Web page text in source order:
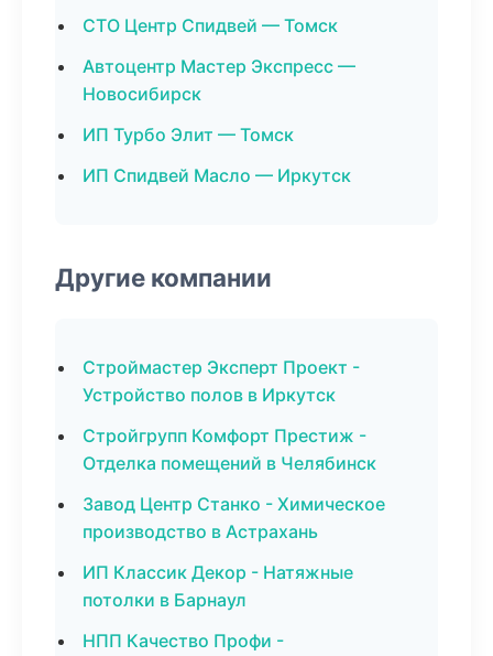
СТО Центр Спидвей — Томск
Автоцентр Мастер Экспресс —
Новосибирск
ИП Турбо Элит — Томск
ИП Спидвей Масло — Иркутск
Другие компании
Строймастер Эксперт Проект -
Устройство полов в Иркутск
Стройгрупп Комфорт Престиж -
Отделка помещений в Челябинск
Завод Центр Станко - Химическое
производство в Астрахань
ИП Классик Декор - Натяжные
потолки в Барнаул
НПП Качество Профи -